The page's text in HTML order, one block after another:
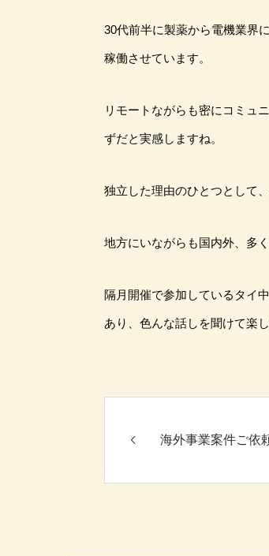
30代前半に製薬から電機業界
稼働させています。
リモートながらも密にコミュ
ずだと実感しますね。
独立した理由のひとつとして
地方にいながらも国内外、多
隔月開催で参加しているタイ
あり、色んな話しを聞けて楽
海外事業案件ご依